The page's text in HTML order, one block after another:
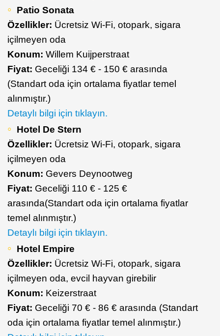
Patio Sonata
Özellikler: Ücretsiz Wi-Fi, otopark, sigara
içilmeyen oda
Konum: Willem Kuijperstraat
Fiyat: Geceliği 134 € - 150 € arasında
(Standart oda için ortalama fiyatlar temel
alınmıştır.)
Detaylı bilgi için tıklayın.
Hotel De Stern
Özellikler: Ücretsiz Wi-Fi, otopark, sigara
içilmeyen oda
Konum: Gevers Deynootweg
Fiyat: Geceliği 110 € - 125 €
arasında(Standart oda için ortalama fiyatlar
temel alınmıştır.)
Detaylı bilgi için tıklayın.
Hotel Empire
Özellikler: Ücretsiz Wi-Fi, otopark, sigara
içilmeyen oda, evcil hayvan girebilir
Konum: Keizerstraat
Fiyat: Geceliği 70 € - 86 € arasında (Standart
oda için ortalama fiyatlar temel alınmıştır.)